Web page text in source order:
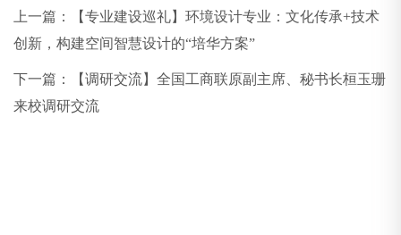
上一篇：
【专业建设巡礼】环境设计专业：文化传承+技术
创新，构建空间智慧设计的“培华方案”
下一篇：
【调研交流】全国工商联原副主席、秘书长桓玉珊
来校调研交流